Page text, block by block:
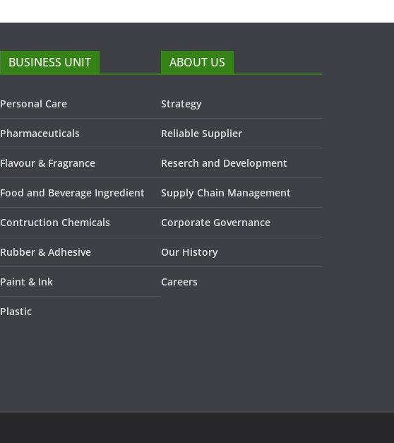
BUSINESS UNIT
Personal Care
Pharmaceuticals
Flavour & Fragrance
Food and Beverage Ingredient
Contruction Chemicals
Rubber & Adhesive
Paint & Ink
Plastic
ABOUT US
Strategy
Reliable Supplier
Reserch and Development
Supply Chain Management
Corporate Governance
Our History
Careers